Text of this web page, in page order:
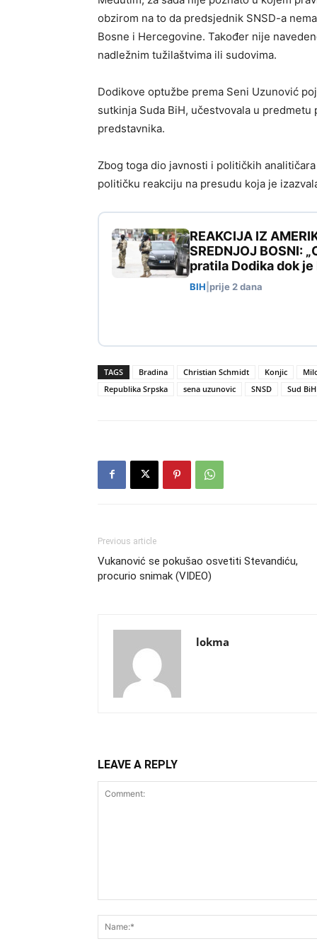
obzirom na to da predsjednik SNSD-a
Bosne i Hercegovine. Također nije
nadležnim tužilaštvima ili sudovima.
Dodikove optužbe prema Seni Uzunović
sutkinja Suda BiH, učestvovala u
predstavnika.
Zbog toga dio javnosti i političkih
političku reakciju na presudu koja je
REAKCIJA IZ
SREDNJOJ BOSNI:
pratila Dodika dok
BIH prije 2 dana
TAGS Bradina Christian Schmidt Konjic
Republika Srpska
sena uzunovic SNSD Sud BiH
Previous article
Vukanović se pokušao osvetiti Stevandiću,
procurio snimak (VIDEO)
lokma
LEAVE A REPLY